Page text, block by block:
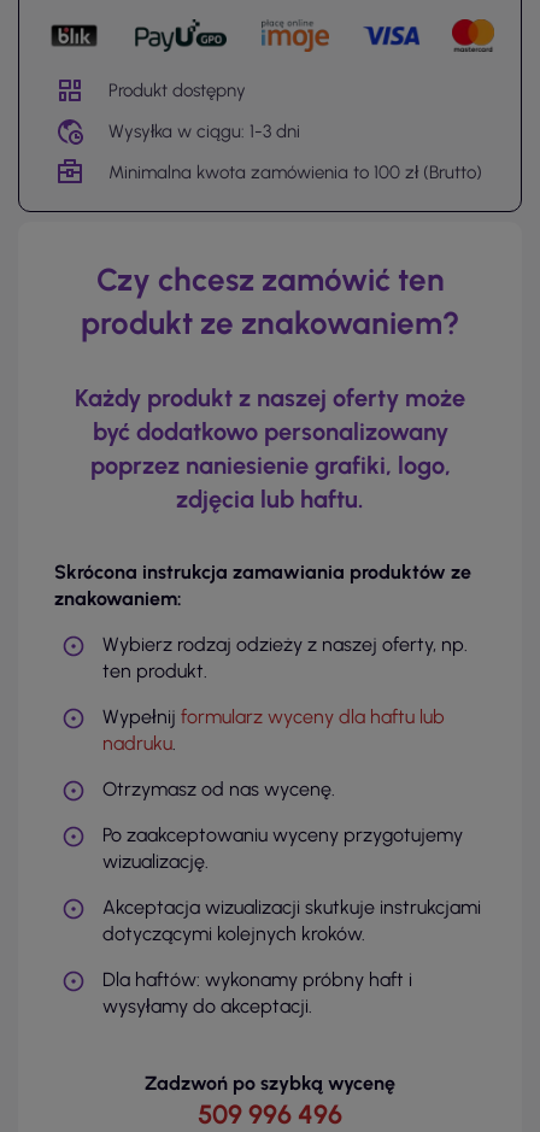
Produkt dostępny
Wysyłka w ciągu: 1-3 dni
Minimalna kwota zamówienia to 100 zł (Brutto)
Czy chcesz zamówić ten
produkt ze znakowaniem?
Każdy produkt z naszej oferty może
być dodatkowo personalizowany
poprzez naniesienie grafiki, logo,
zdjęcia lub haftu.
Skrócona instrukcja zamawiania produktów ze
znakowaniem:
Wybierz rodzaj odzieży z naszej oferty, np.
ten produkt.
Wypełnij formularz wyceny dla haftu lub
nadruku.
Otrzymasz od nas wycenę.
Po zaakceptowaniu wyceny przygotujemy
wizualizację.
Akceptacja wizualizacji skutkuje instrukcjami
dotyczącymi kolejnych kroków.
Dla haftów: wykonamy próbny haft i
wysyłamy do akceptacji.
Zadzwoń po szybką wycenę
509 996 496